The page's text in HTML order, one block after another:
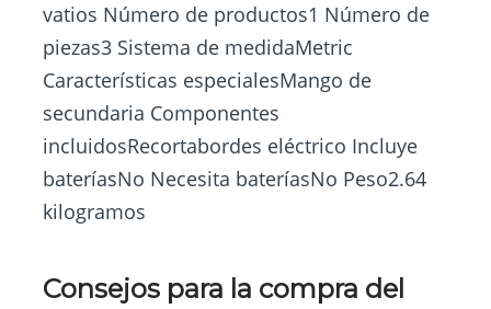
vatios Número de productos1 Número de
piezas3 Sistema de medidaMetric
Características especialesMango de
secundaria Componentes
incluidosRecortabordes eléctrico Incluye
bateríasNo Necesita bateríasNo Peso2.64
kilogramos
Consejos para la compra del